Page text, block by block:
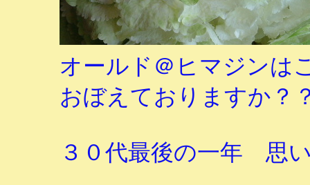
オールド＠ヒマジンは
おぼえておりますか？
３０代最後の一年 思